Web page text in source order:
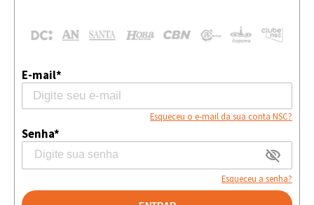
E-mail*
Esqueceu o e-mail da sua conta NSC?
Senha*
Esqueceu a senha?